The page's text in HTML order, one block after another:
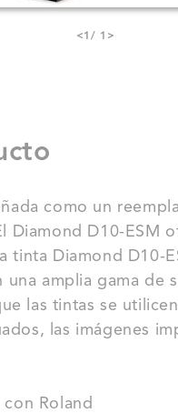
<1/ 1 >
como un
D10-ESM
tinta Diamond D10-
amplia gama de
las tintas se
las imágenes
Roland